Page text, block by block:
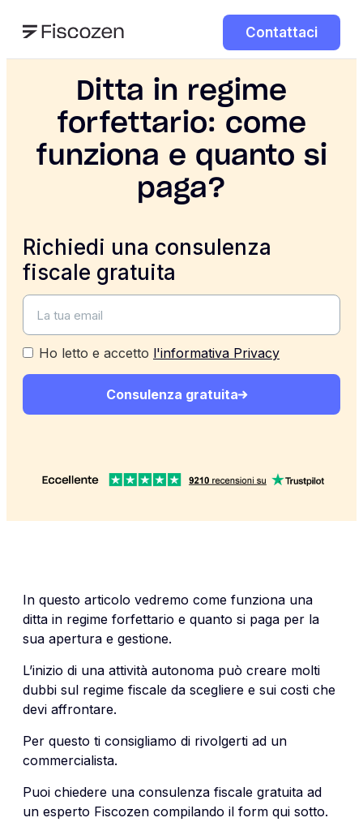
Contattaci
Ditta in regime
forfettario: come
funziona e quanto si
paga?
Richiedi una consulenza
fiscale gratuita
Ho letto e accetto l'informativa Privacy
Consulenza gratuita
In questo articolo vedremo come funziona una
ditta in regime forfettario e quanto si paga per la
sua apertura e gestione.
L’inizio di una attività autonoma può creare molti
dubbi sul regime fiscale da scegliere e sui costi che
devi affrontare.
Per questo ti consigliamo di rivolgerti ad un
commercialista.
Puoi chiedere una consulenza fiscale gratuita ad
un esperto Fiscozen compilando il form qui sotto.